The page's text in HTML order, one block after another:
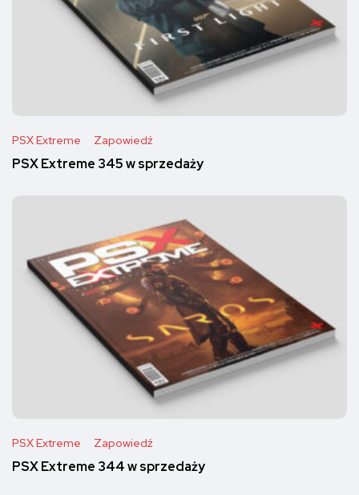
PSX Extreme Zapowiedź
PSX Extreme 345 w sprzedaży
PSX Extreme Zapowiedź
PSX Extreme 344 w sprzedaży